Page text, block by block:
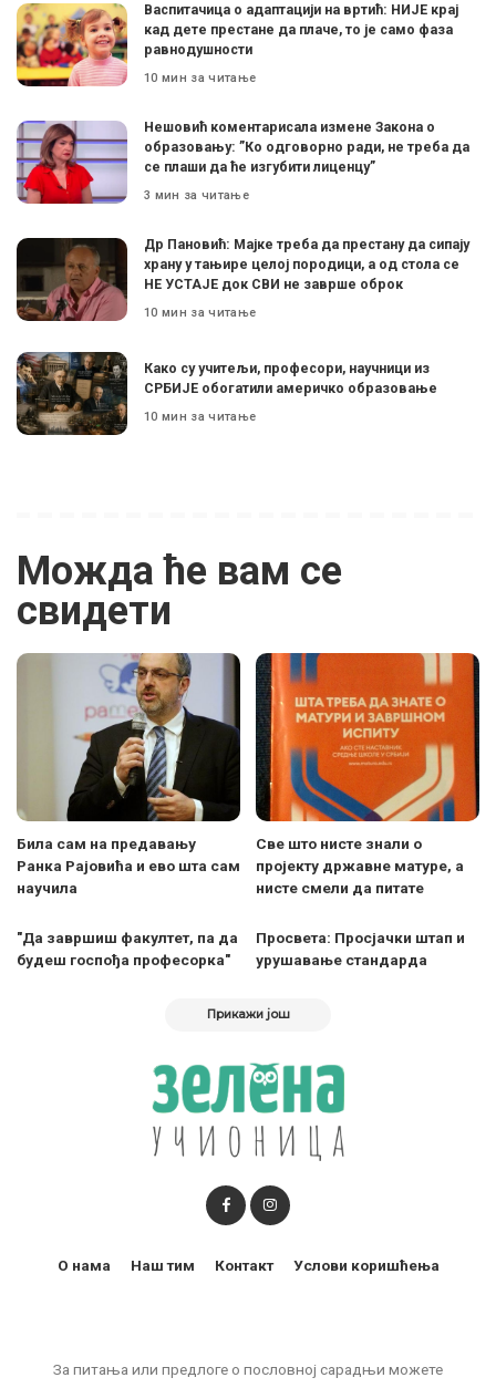
Васпитачица о адаптацији на вртић: НИЈЕ крај
кад дете престане да плаче, то је само фаза
равнодушности
10 мин за читање
Нешовић коментарисала измене Закона о
образовању: ”Ко одговорно ради, не треба да
се плаши да ће изгубити лиценцу”
3 мин за читање
Др Пановић: Мајке треба да престану да сипају
храну у тањире целој породици, а од стола се
НЕ УСТАЈЕ док СВИ не заврше оброк
10 мин за читање
Како су учитељи, професори, научници из
СРБИЈЕ обогатили америчко образовање
10 мин за читање
Можда ће вам се
свидети
Била сам на предавању
Ранка Рајовића и ево шта сам
научила
Све што нисте знали о
пројекту државне матуре, а
нисте смели да питате
"Да завршиш факултет, па да
будеш госпођа професорка"
Просвета: Просјачки штап и
урушавање стандарда
Прикажи још
За питања или предлоге о пословној сарадњи можете
О нама Наш тим Контакт Услови коришћења